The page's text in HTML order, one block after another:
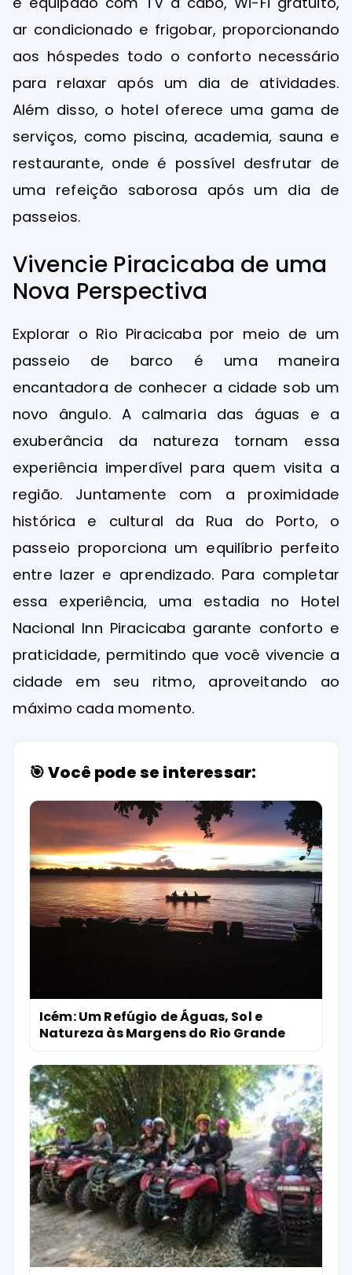
ar condicionado e frigobar, proporcionando
aos hóspedes todo o conforto necessário
para relaxar após um dia de atividades.
Além disso, o hotel oferece uma gama de
serviços, como piscina, academia, sauna e
restaurante, onde é possível desfrutar de
uma refeição saborosa após um dia de
passeios.
Vivencie Piracicaba de uma
Nova Perspectiva
Explorar o Rio Piracicaba por meio de um
passeio de barco é uma maneira
encantadora de conhecer a cidade sob um
novo ângulo. A calmaria das águas e a
exuberância da natureza tornam essa
experiência imperdível para quem visita a
região. Juntamente com a proximidade
histórica e cultural da Rua do Porto, o
passeio proporciona um equilíbrio perfeito
entre lazer e aprendizado. Para completar
essa experiência, uma estadia no Hotel
Nacional Inn Piracicaba garante conforto e
praticidade, permitindo que você vivencie a
cidade em seu ritmo, aproveitando ao
máximo cada momento.
🎯 Você pode se interessar:
Icém: Um Refúgio de Águas, Sol e
Natureza às Margens do Rio Grande